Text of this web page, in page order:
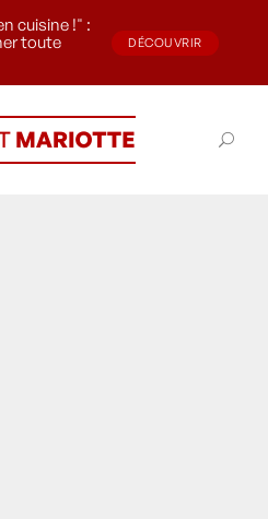
cuisine !" :
toute
DÉCOUVRIR